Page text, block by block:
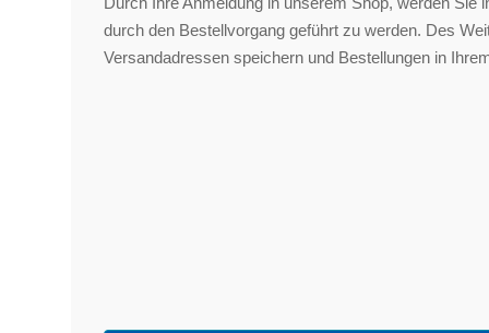
durch den Bestellvorgang geführt zu werden. Des
Versandadressen speichern und Bestellungen in